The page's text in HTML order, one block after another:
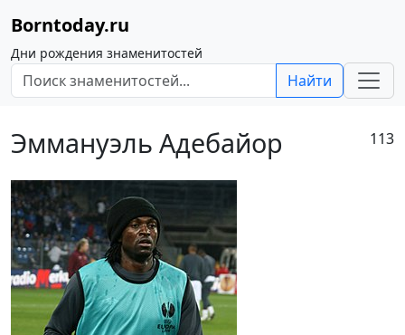
Borntoday.ru
Дни рождения знаменитостей
Найти
Эммануэль Адебайор 113